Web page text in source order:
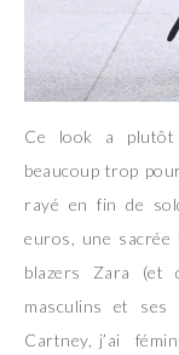
Ce look a plutôt
beaucoup trop
rayé en fin de
euros, une sacrée
blazers Zara (et
masculins et ses
Cartney, j’ai